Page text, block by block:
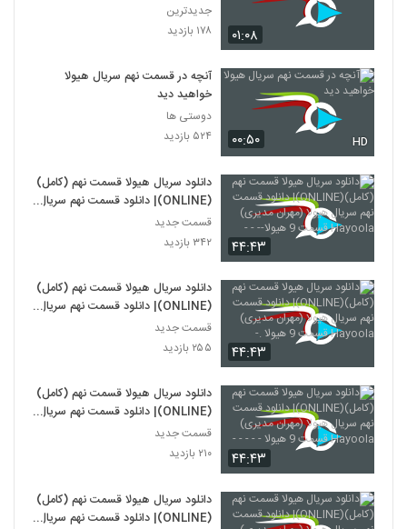
۰۱:۰۸
جدیدترین
۱۷۸ بازدید
۰۰:۵۰ HD
آنچه در قسمت نهم سریال هیولا
خواهید دید
دوستی ها
۵۲۴ بازدید
۴۴:۴۳
دانلود سریال هیولا قسمت نهم (کامل)
(ONLINE)| دانلود قسمت نهم سریال
قسمت 9 هیولا-- - -
قسمت جدید
۳۴۲ بازدید
۴۴:۴۳
دانلود سریال هیولا قسمت نهم (کامل)
(ONLINE)| دانلود قسمت نهم سریال
قسمت 9 هیولا .-
قسمت جدید
۲۵۵ بازدید
۴۴:۴۳
دانلود سریال هیولا قسمت نهم (کامل)
(ONLINE)| دانلود قسمت نهم سریال
قسمت 9 هیولا - - - - -
قسمت جدید
۲۱۰ بازدید
دانلود سریال هیولا قسمت نهم (کامل)
(ONLINE)| دانلود قسمت نهم سریال